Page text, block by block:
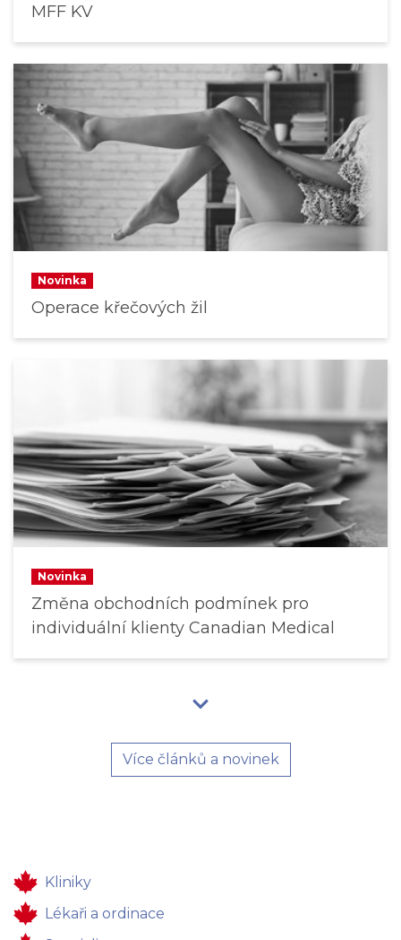
MFF KV
Novinka
Operace křečových žil
Novinka
Změna obchodních podmínek pro
individuální klienty Canadian Medical
Více článků a novinek
Kliniky
Lékaři a ordinace